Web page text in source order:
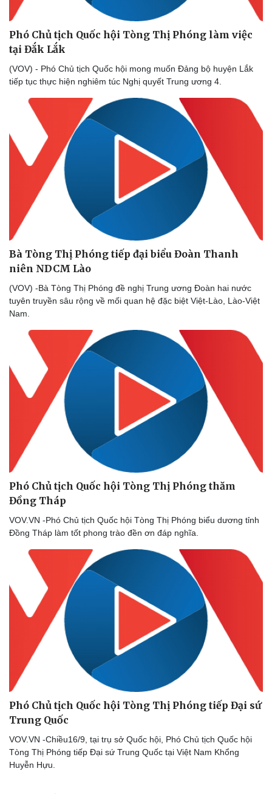
Bóng đá
Lịch thi đấu bóng đá
Thế giới thể thao
eSports
Hậu trường
Ô tô
Phó Chủ tịch Quốc hội Tòng Thị Phóng làm việc
tại Đắk Lắk
(VOV) - Phó Chủ tịch Quốc hội mong muốn Đảng bộ huyện Lắk
tiếp tục thực hiện nghiêm túc Nghị quyết Trung ương 4.
Bà Tòng Thị Phóng tiếp đại biểu Đoàn Thanh
niên NDCM Lào
(VOV) -Bà Tòng Thị Phóng đề nghị Trung ương Đoàn hai nước
tuyên truyền sâu rộng về mối quan hệ đặc biệt Việt-Lào, Lào-Việt
Nam.
Phó Chủ tịch Quốc hội Tòng Thị Phóng thăm
Đồng Tháp
VOV.VN -Phó Chủ tịch Quốc hội Tòng Thị Phóng biểu dương tỉnh
Đồng Tháp làm tốt phong trào đền ơn đáp nghĩa.
Phó Chủ tịch Quốc hội Tòng Thị Phóng tiếp Đại sứ
Trung Quốc
VOV.VN -Chiều16/9, tại trụ sở Quốc hội, Phó Chủ tịch Quốc hội
Tòng Thị Phóng tiếp Đại sứ Trung Quốc tại Việt Nam Khổng
Huyễn Hựu.